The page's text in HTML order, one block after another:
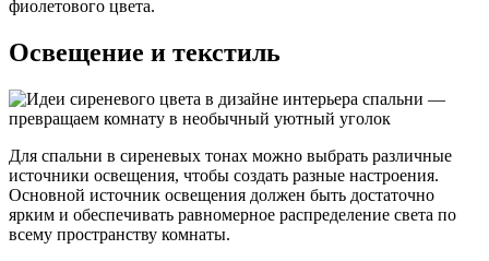
фиолетового цвета.
Освещение и текстиль
Для спальни в сиреневых тонах можно выбрать различные
источники освещения, чтобы создать разные настроения.
Основной источник освещения должен быть достаточно
ярким и обеспечивать равномерное распределение света по
всему пространству комнаты.